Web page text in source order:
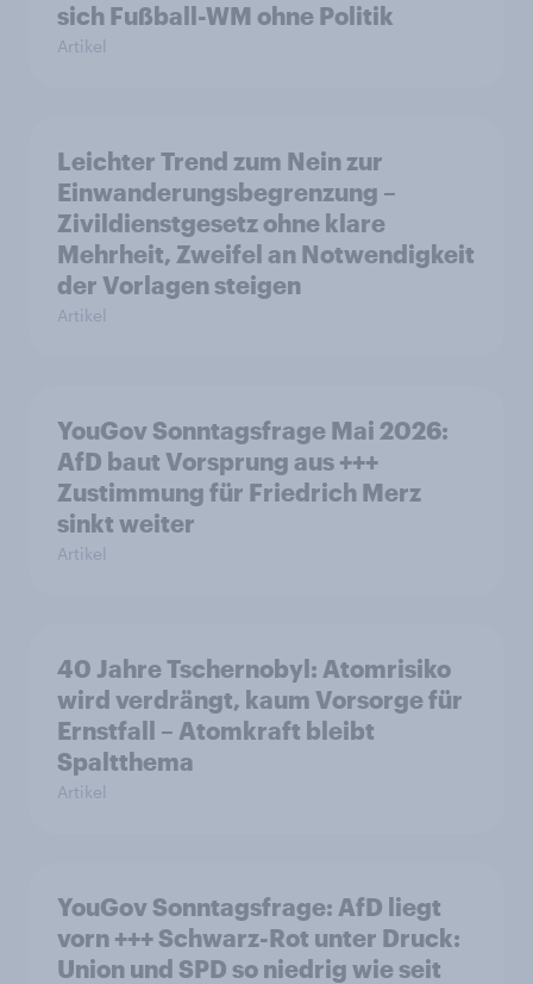
sich Fußball-WM ohne Politik
Artikel
Leichter Trend zum Nein zur
Einwanderungsbegrenzung –
Zivildienstgesetz ohne klare
Mehrheit, Zweifel an Notwendigkeit
der Vorlagen steigen
Artikel
YouGov Sonntagsfrage Mai 2026:
AfD baut Vorsprung aus +++
Zustimmung für Friedrich Merz
sinkt weiter
Artikel
40 Jahre Tschernobyl: Atomrisiko
wird verdrängt, kaum Vorsorge für
Ernstfall – Atomkraft bleibt
Spaltthema
Artikel
YouGov Sonntagsfrage: AfD liegt
vorn +++ Schwarz-Rot unter Druck:
Union und SPD so niedrig wie seit